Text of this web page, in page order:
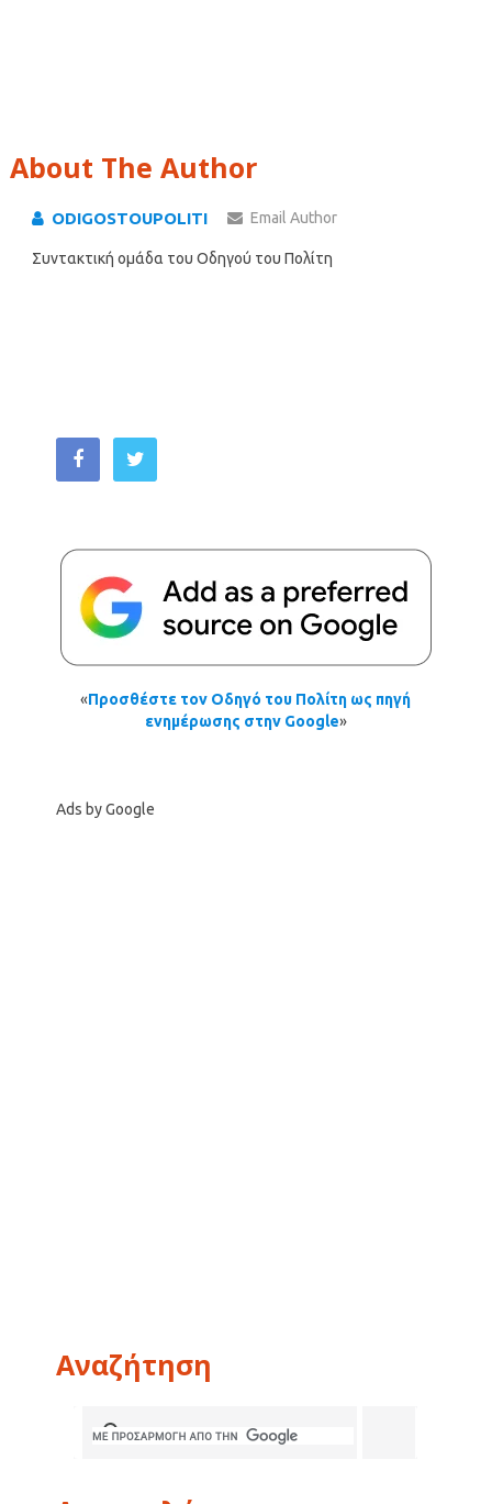
About The Author
ODIGOSTOUPOLITI Email Author
Συντακτική ομάδα του Οδηγού του Πολίτη
«Προσθέστε τον Οδηγό του Πολίτη ως πηγή
ενημέρωσης στην Google»
Ads by Google
Αναζήτηση